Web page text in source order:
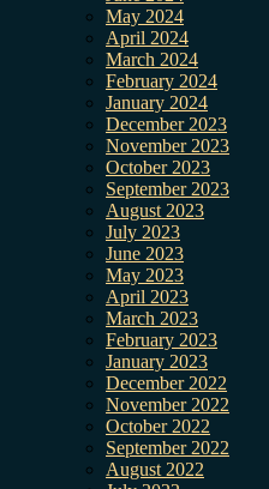
May 2024
April 2024
March 2024
February 2024
January 2024
December 2023
November 2023
October 2023
September 2023
August 2023
July 2023
June 2023
May 2023
April 2023
March 2023
February 2023
January 2023
December 2022
November 2022
October 2022
September 2022
August 2022